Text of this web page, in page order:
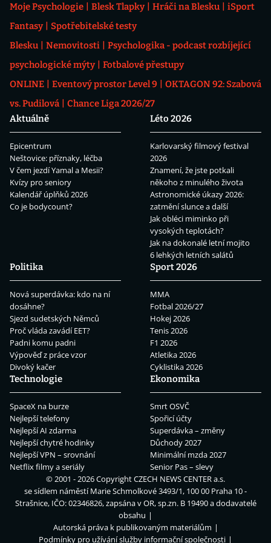
Moje Psychologie Blesk Tlapky Hráči na Blesku
iSport
Fantasy
Spotřebitelské testy
Blesku
Nemovitosti
Psychologika - podcast rozbíjející
psychologické mýty
Fotbalové přestupy
ONLINE
Eventový prostor Level 9
OKTAGON 92: Szabová
vs. Pudilová
Chance Liga 2026/27
Aktuálně
Epicentrum
Neštovice: příznaky, léčba
V čem jezdí Yamal a Mesii?
Kvízy pro seniory
Kalendář úplňků 2026
Co je bodycount?
Léto 2026
Karlovarský filmový festival
2026
Znamení, že jste potkali
někoho z minulého života
Astronomické úkazy 2026:
zatmění slunce a další
Jak obléci miminko při
vysokých teplotách?
Jak na dokonalé letní mojito
6 lehkých letních salátů
Politika
Nová superdávka: kdo na ní
dosáhne?
Sjezd sudetských Němců
Proč vláda zavádí EET?
Padni komu padni
Výpověď z práce vzor
Divoký kačer
Sport 2026
MMA
Fotbal 2026/27
Hokej 2026
Tenis 2026
F1 2026
Atletika 2026
Cyklistika 2026
Technologie
SpaceX na burze
Nejlepší telefony
Nejlepší AI zdarma
Nejlepší chytré hodinky
Nejlepší VPN – srovnání
Netflix filmy a seriály
Ekonomika
Smrt OSVČ
Spořicí účty
Superdávka – změny
Důchody 2027
Minimální mzda 2027
Senior Pas – slevy
© 2001 - 2026 CopyrightCZECH NEWS CENTER a.s.
se sídlem náměstí Marie Schmolkové 3493/1, 100 00 Praha 10 -
Strašnice, IČO: 02346826, zapsána v OR, sp.zn. B 19490 a dodavatelé
obsahu
Autorská práva k publikovaným materiálům
Podmínky pro užívání služby informační společnosti